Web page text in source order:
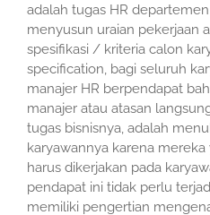
adalah tugas HR
menyusun uraian pekerjaan
spesifikasi / kriteria calon
specification, bagi seluruh
manajer HR berpendapat
manajer atau atasan
tugas bisnisnya, adalah
karyawannya karena
harus dikerjakan pada
pendapat ini tidak perlu
memiliki pengertian